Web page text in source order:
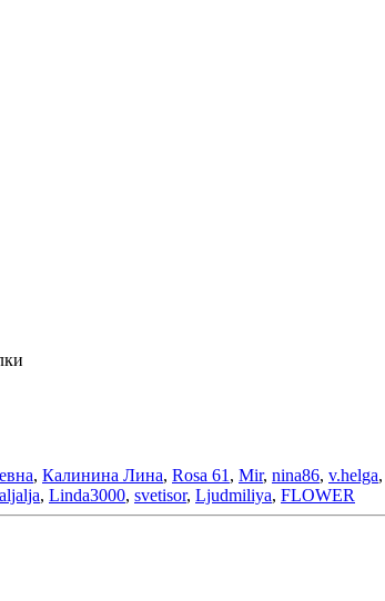
, Калинина Лина, Rosa 61 , Mir, nina86, v.helga,
, Linda3000, svetisor, Ljudmiliya, FLOWER